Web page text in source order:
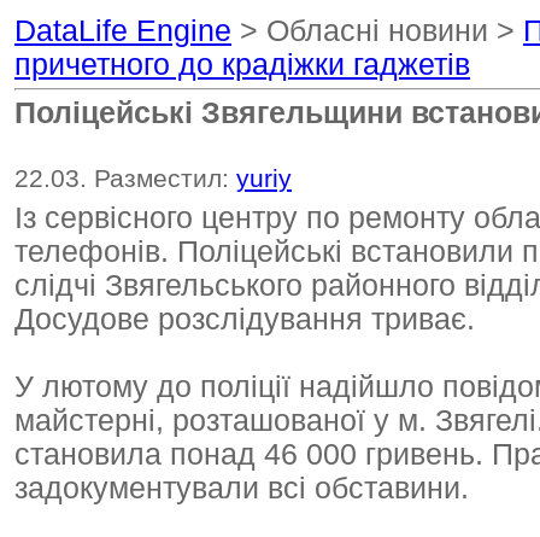
DataLife Engine > Обласні новини >
причетного до крадіжки гаджетів
Поліцейські Звягельщини
22.03. Разместил: yuriy
Із сервісного центру по ремонту
телефонів. Поліцейські встановили
слідчі Звягельського районного
Досудове розслідування триває.
У лютому до поліції надійшло
майстерні, розташованої у м.
становила понад 46 000 гривень.
задокументували всі обставини.